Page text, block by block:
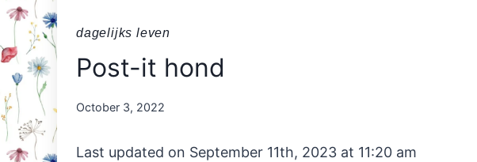
dagelijks leven
Post-it hond
By
October 3, 2022
Last updated on September 11th, 2023 at 11:20 am